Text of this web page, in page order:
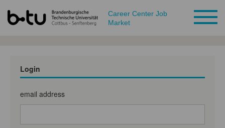
Career Center Job
Market
Login
email address